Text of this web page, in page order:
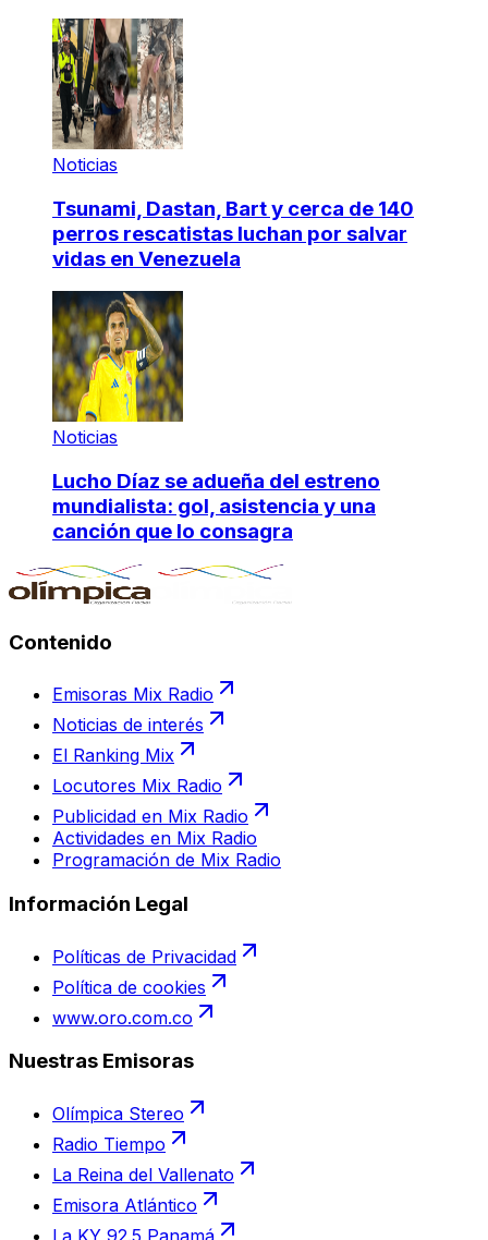
Noticias
Tsunami, Dastan, Bart y cerca de 140
perros rescatistas luchan por salvar
vidas en Venezuela
Noticias
Lucho Díaz se adueña del estreno
mundialista: gol, asistencia y una
canción que lo consagra
Contenido
Emisoras Mix Radio
Noticias de interés
El Ranking Mix
Locutores Mix Radio
Publicidad en Mix Radio
Actividades en Mix Radio
Programación de Mix Radio
Información Legal
Políticas de Privacidad
Política de cookies
www.oro.com.co
Nuestras Emisoras
Olímpica Stereo
Radio Tiempo
La Reina del Vallenato
Emisora Atlántico